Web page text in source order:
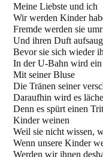
Meine Liebste und ich
Wir werden Kinder
Fremde werden sie
Und ihren Duft
Bevor sie sich wieder
In der U-Bahn wird
Mit seiner Bluse
Die Tränen seiner
Daraufhin wird es
Denn es spürt einen
Kinder weinen
Weil sie nicht wissen,
Wenn unsere Kinder
Werden wir ihnen